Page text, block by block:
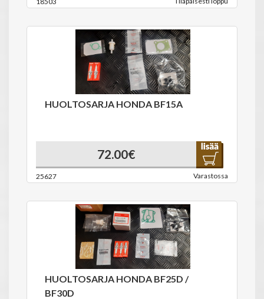
HUOLTOSARJA HONDA BF15A
72.00€
25627 Varastossa
HUOLTOSARJA HONDA BF25D /
BF30D